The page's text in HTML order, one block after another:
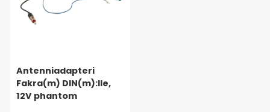
Antenniadapteri
Fakra(m) DIN(m):lle,
12V phantom